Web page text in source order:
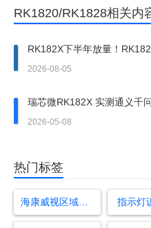
RK1820/RK1828相关内
RK182X下半年放量！
模型端侧跑通
2026-08-05
瑞芯微RK182X 实测通义千
至 0.1s
2026-05-08
热门标签
海康威视区域入侵设置 指示灯